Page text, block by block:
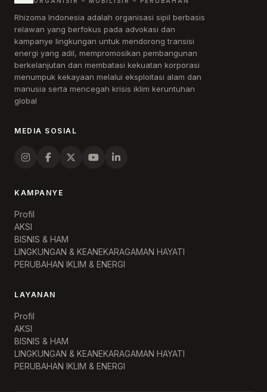
Rhizoma Indonesia adalah organisasi sipil berbasis
relawan yang berfokus pada advokasi dan
kampanye lingkungan untuk mendorong transisi
energi yang adil, mempromosikan pembangunan
berkelanjutan dan membatasi kekuatan korporasi
menumpuk kekayaan melalui eksploitasi alam dan
manusia serta mencegah krisis iklim keruntuhan
global
MEDIA SOSIAL
KAMPANYE
Profil
AKSI
BISNIS & HAM
LINGKUNGAN & KEANEKARAGAMAN HAYATI
PERUBAHAN IKLIM & ENERGI
LAYANAN
Profil
AKSI
BISNIS & HAM
LINGKUNGAN & KEANEKARAGAMAN HAYATI
PERUBAHAN IKLIM & ENERGI